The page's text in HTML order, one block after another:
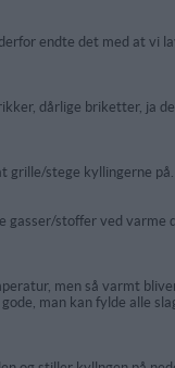
endte det med at vi
dårlige briketter, ja
grille/stege kyllingerne på.
gasser/stoffer ved varme
men så varmt
man kan fylde alle